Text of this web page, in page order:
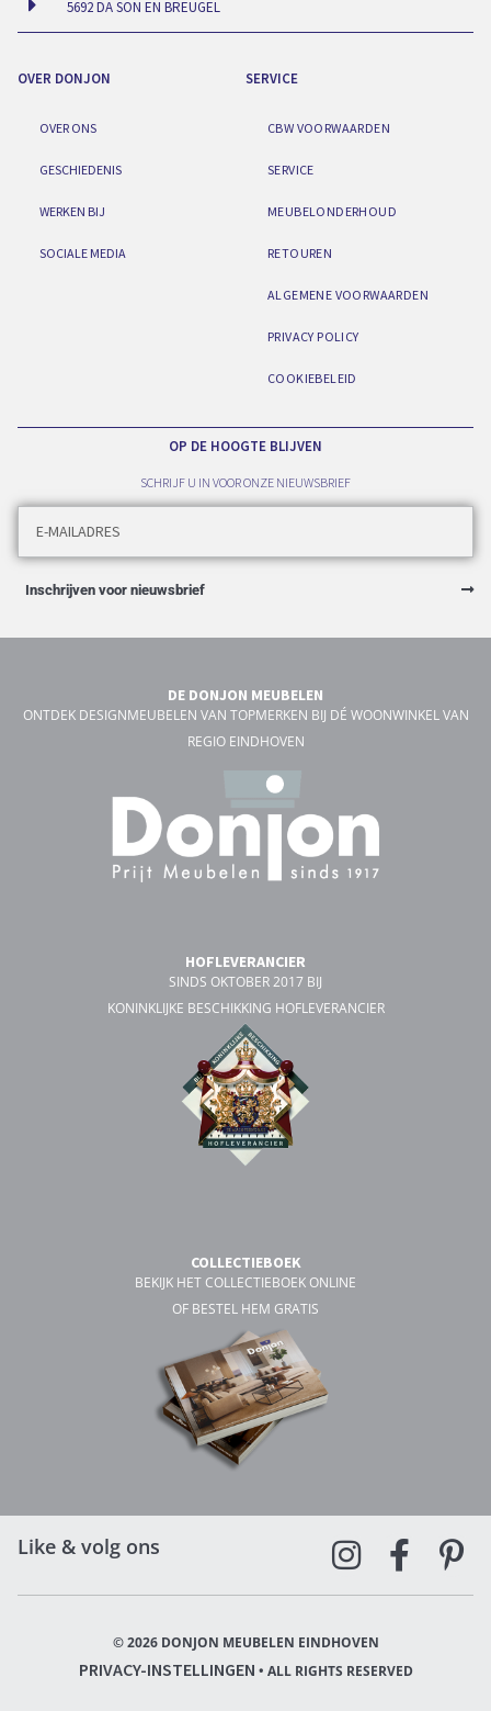
5692 DA SON EN BREUGEL
OVER DONJON
OVER ONS
GESCHIEDENIS
WERKEN BIJ
SOCIALE MEDIA
SERVICE
CBW VOORWAARDEN
SERVICE
MEUBELONDERHOUD
RETOUREN
ALGEMENE VOORWAARDEN
PRIVACY POLICY
COOKIEBELEID
OP DE HOOGTE BLIJVEN
SCHRIJF U IN VOOR ONZE NIEUWSBRIEF
Inschrijven voor nieuwsbrief
DE DONJON MEUBELEN
ONTDEK DESIGNMEUBELEN VAN TOPMERKEN BIJ DÉ WOONWINKEL VAN
REGIO EINDHOVEN
HOFLEVERANCIER
SINDS OKTOBER 2017 BIJ
KONINKLIJKE BESCHIKKING HOFLEVERANCIER
COLLECTIEBOEK
BEKIJK HET COLLECTIEBOEK ONLINE
OF BESTEL HEM GRATIS
Like & volg ons
© 2026 DONJON MEUBELEN EINDHOVEN
PRIVACY-INSTELLINGEN • ALL RIGHTS RESERVED